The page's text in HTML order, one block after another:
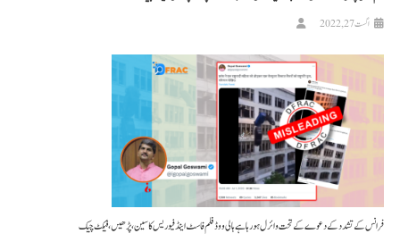
اگست 27, 2022
فرانس کے تشدد کے دعوے کے تحت وائرل ہو رہا ہے ہالی ووڈ فلم فاسٹ اینڈ فیوریس کا سین، پڑھیں، فیکٹ چیک